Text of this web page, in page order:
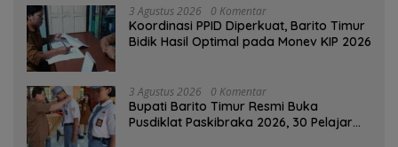
3 Agustus 2026 0 Komentar
Koordinasi PPID Diperkuat, Barito Timur
Bidik Hasil Optimal pada Monev KIP 2026
3 Agustus 2026 0 Komentar
Bupati Barito Timur Resmi Buka
Pusdiklat Paskibraka 2026, 30 Pelajar